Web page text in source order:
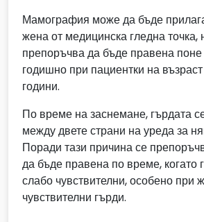
Мамография може да бъде
жена от медицинска гледна точка,
препоръчва да бъде правена
годишно при пациентки на
години.
По време на заснемане, гърдата
между двете страни на уреда за
Поради тази причина се
да бъде правена по време, когато
слабо чувствителни, особено при
чувствителни гърди.